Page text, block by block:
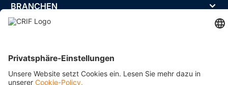
BRANCHEN
Cookie Policy
Business Ethics Policy
AGB